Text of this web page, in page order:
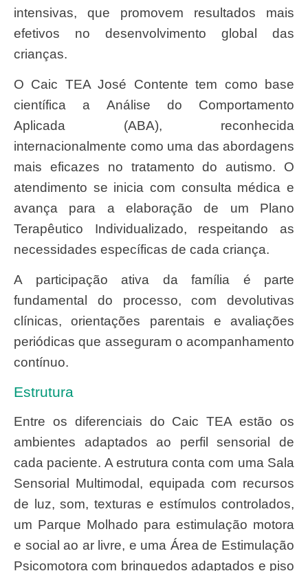
intensivas, que promovem resultados mais
efetivos no desenvolvimento global das
crianças.
O Caic TEA José Contente tem como base
científica a Análise do Comportamento
Aplicada (ABA), reconhecida
internacionalmente como uma das abordagens
mais eficazes no tratamento do autismo. O
atendimento se inicia com consulta médica e
avança para a elaboração de um Plano
Terapêutico Individualizado, respeitando as
necessidades específicas de cada criança.
A participação ativa da família é parte
fundamental do processo, com devolutivas
clínicas, orientações parentais e avaliações
periódicas que asseguram o acompanhamento
contínuo.
Estrutura
Entre os diferenciais do Caic TEA estão os
ambientes adaptados ao perfil sensorial de
cada paciente. A estrutura conta com uma Sala
Sensorial Multimodal, equipada com recursos
de luz, som, texturas e estímulos controlados,
um Parque Molhado para estimulação motora
e social ao ar livre, e uma Área de Estimulação
Psicomotora com brinquedos adaptados e piso